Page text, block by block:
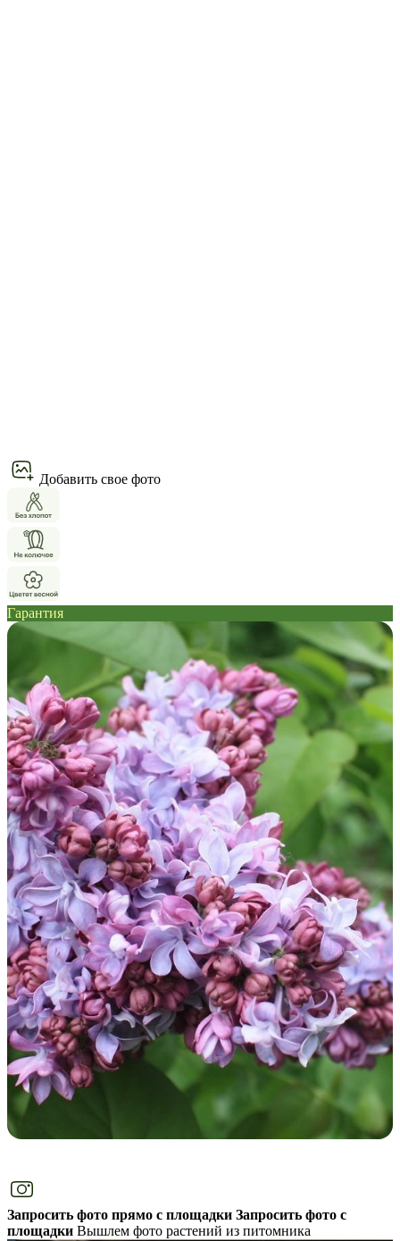
Добавить свое фото
Гарантия
Запросить фото прямо с площадки Запросить фото с
площадки Вышлем фото растений из питомника